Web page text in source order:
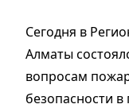
Сегодня в
Алматы
вопросам
безопасности